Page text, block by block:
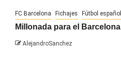
FC Barcelona Fichajes Fútbol español
Millonada para el Barcelona
AlejandroSanchez